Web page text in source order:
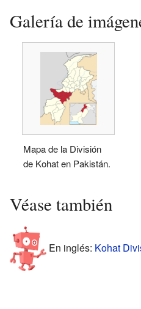
Galería de
Mapa de la División
de Kohat en Pakistán.
Véase también
En inglés: Kohat